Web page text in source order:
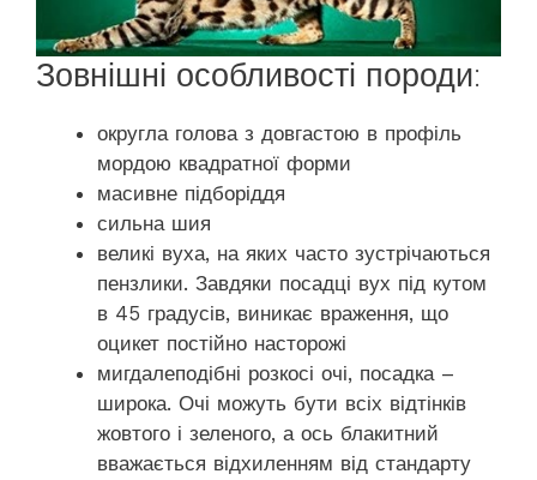
Зовнішні особливості породи:
округла голова з довгастою в профіль
мордою квадратної форми
масивне підборіддя
сильна шия
великі вуха, на яких часто зустрічаються
пензлики. Завдяки посадці вух під кутом
в 45 градусів, виникає враження, що
оцикет постійно насторожі
мигдалеподібні розкосі очі, посадка –
широка. Очі можуть бути всіх відтінків
жовтого і зеленого, а ось блакитний
вважається відхиленням від стандарту